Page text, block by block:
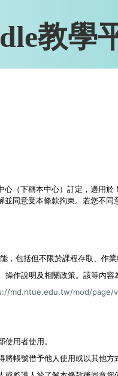
教學
（下稱本中心）訂定，適用
同意受本條款拘束。若您不同
包括但不限於課程存取、作
作說明及相關政策。該等內容
md.ntue.edu.tw/mod/page/
用者使用。
帳號借予他人使用或以其他方